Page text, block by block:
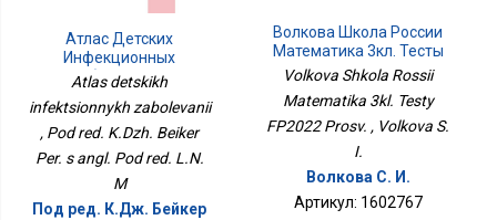
Атлас Детских
Инфекционных
Заболеваний
Atlas detskikh
infektsionnykh zabolevanii
, Pod red. K.Dzh. Beiker
Per. s angl. Pod red. L.N.
M
Под ред. К.Дж. Бейкер
Волкова Школа России
Математика 3кл. Тесты
ФП2022 Просв.
Volkova Shkola Rossii
Matematika 3kl. Testy
FP2022 Prosv. , Volkova S.
I.
Волкова С. И.
Артикул: 1602767